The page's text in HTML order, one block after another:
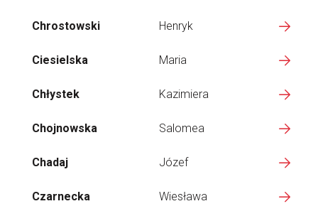
Chrostowski Henryk
Ciesielska Maria
Chłystek Kazimiera
Chojnowska Salomea
Chadaj Józef
Czarnecka Wiesława